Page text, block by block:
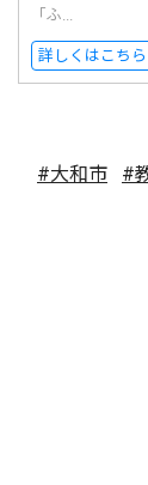
「ふ...
詳しくはこちら
#大和市 #